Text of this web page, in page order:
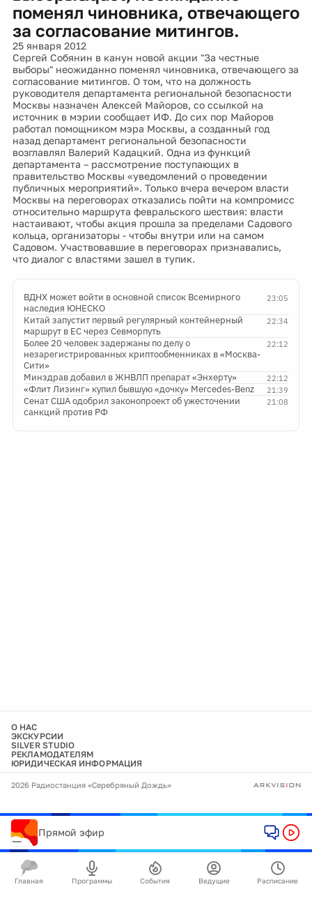
поменял чиновника, отвечающего
за согласование митингов.
25 января 2012
Сергей Собянин в канун новой акции "За честные
выборы" неожиданно поменял чиновника, отвечающего за
согласование митингов. О том, что на должность
руководителя департамента региональной безопасности
Москвы назначен Алексей Майоров, со ссылкой на
источник в мэрии сообщает ИФ. До сих пор Майоров
работал помощником мэра Москвы, а созданный год
назад департамент региональной безопасности
возглавлял Валерий Кадацкий. Одна из функций
департамента – рассмотрение поступающих в
правительство Москвы «уведомлений о проведении
публичных мероприятий». Только вчера вечером власти
Москвы на переговорах отказались пойти на компромисс
относительно маршрута февральского шествия: власти
настаивают, чтобы акция прошла за пределами Садового
кольца, организаторы - чтобы внутри или на самом
Садовом. Участвовавшие в переговорах признавались,
что диалог с властями зашел в тупик.
23:05
ВДНХ может войти в основной список Всемирного
наследия ЮНЕСКО
22:34
Китай запустит первый регулярный контейнерный
маршрут в ЕС через Севморпуть
22:12
Более 20 человек задержаны по делу о
незарегистрированных криптообменниках в «Москва-
Сити»
22:12
Минздрав добавил в ЖНВЛП препарат «Энхерту»
21:39
«Флит Лизинг» купил бывшую «дочку» Mercedes-Benz
21:08
Сенат США одобрил законопроект об ужесточении
санкций против РФ
О НАС
ЭКСКУРСИИ
SILVER STUDIO
РЕКЛАМОДАТЕЛЯМ
ЮРИДИЧЕСКАЯ ИНФОРМАЦИЯ
2026 Радиостанция «Серебряный Дождь»
Прямой эфир
Главная Программы События Ведущие Расписание